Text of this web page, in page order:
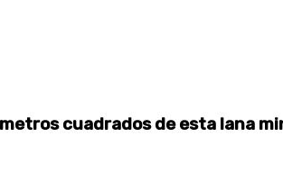
cuadrados de esta lana